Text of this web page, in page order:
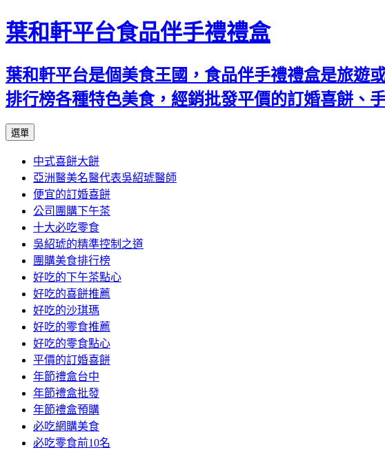
葉和軒平台食品伴手禮禮盒
葉和軒平台是個美食王國，食品伴手禮禮盒是旅遊
排行榜各種特色美食，經銷批發平價的訂婚喜餅、
選單
內
容
中式喜餅大餅
亞洲醫美名醫代表吳紹琥醫師
便宜的訂婚喜餅
公司團購下午茶
十大必吃零食
吳紹琥的精準控制之道
團購美食排行榜
好吃的下午茶點心
好吃的喜餅推薦
好吃的沙琪瑪
好吃的零食推薦
好吃的零食點心
平價的訂婚喜餅
年節禮盒台中
年節禮盒批發
年節禮盒預購
必吃網購美食
必吃零食前10名